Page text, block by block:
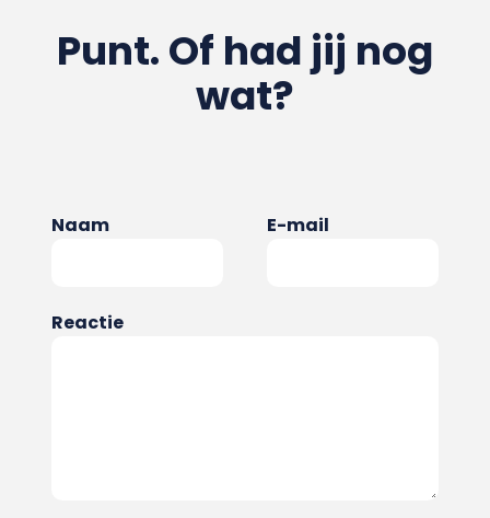
Punt. Of had jij nog
wat?
Naam E-mail
Reactie